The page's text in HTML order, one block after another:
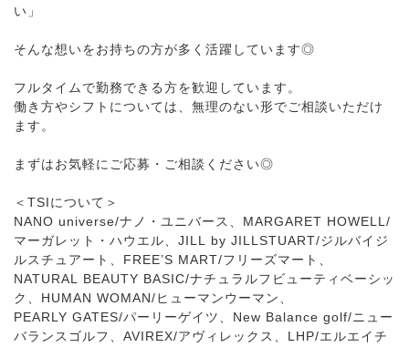
い」
そんな想いをお持ちの方が多く活躍しています◎
フルタイムで勤務できる方を歓迎しています。
働き方やシフトについては、無理のない形でご相談いただけ
ます。
まずはお気軽にご応募・ご相談ください◎
＜TSIについて＞
NANO universe/ナノ・ユニバース、MARGARET HOWELL/
マーガレット・ハウエル、JILL by JILLSTUART/ジルバイジ
ルスチュアート、FREE’S MART/フリーズマート、
NATURAL BEAUTY BASIC/ナチュラルフビューティベーシッ
ク、HUMAN WOMAN/ヒューマンウーマン、
PEARLY GATES/パーリーゲイツ、New Balance golf/ニュー
バランスゴルフ、AVIREX/アヴィレックス、LHP/エルエイチ